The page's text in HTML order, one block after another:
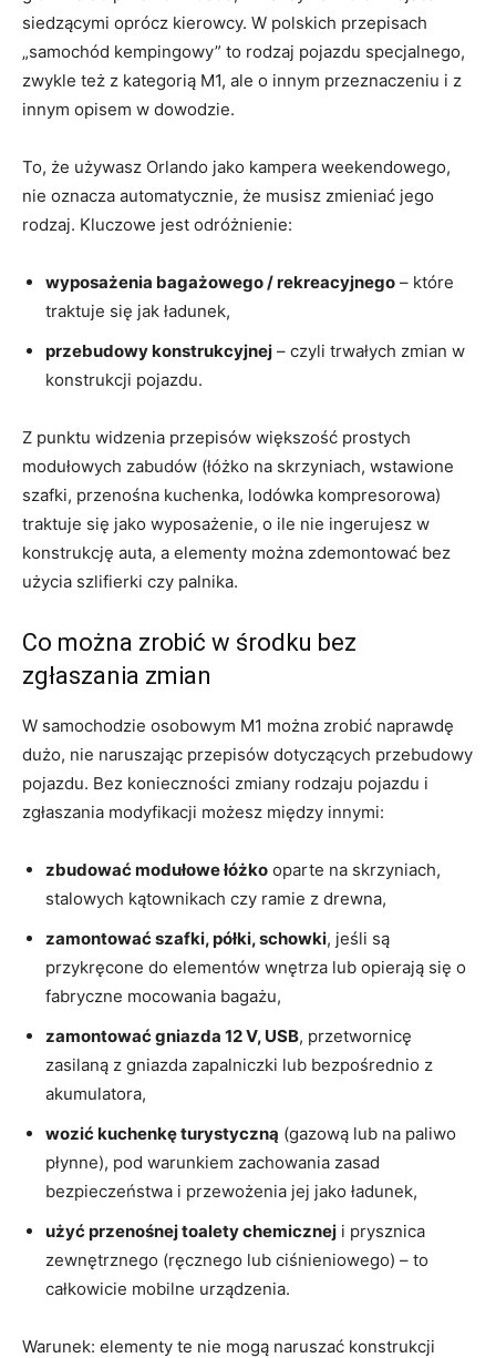
siedzącymi oprócz kierowcy. W polskich przepisach
„samochód kempingowy” to rodzaj pojazdu specjalnego,
zwykle też z kategorią M1, ale o innym przeznaczeniu i z
innym opisem w dowodzie.
To, że używasz Orlando jako kampera weekendowego,
nie oznacza automatycznie, że musisz zmieniać jego
rodzaj. Kluczowe jest odróżnienie:
wyposażenia bagażowego / rekreacyjnego – które
traktuje się jak ładunek,
przebudowy konstrukcyjnej – czyli trwałych zmian w
konstrukcji pojazdu.
Z punktu widzenia przepisów większość prostych
modułowych zabudów (łóżko na skrzyniach, wstawione
szafki, przenośna kuchenka, lodówka kompresorowa)
traktuje się jako wyposażenie, o ile nie ingerujesz w
konstrukcję auta, a elementy można zdemontować bez
użycia szlifierki czy palnika.
Co można zrobić w środku bez
zgłaszania zmian
W samochodzie osobowym M1 można zrobić naprawdę
dużo, nie naruszając przepisów dotyczących przebudowy
pojazdu. Bez konieczności zmiany rodzaju pojazdu i
zgłaszania modyfikacji możesz między innymi:
zbudować modułowe łóżko oparte na skrzyniach,
stalowych kątownikach czy ramie z drewna,
zamontować szafki, półki, schowki, jeśli są
przykręcone do elementów wnętrza lub opierają się o
fabryczne mocowania bagażu,
zamontować gniazda 12 V, USB, przetwornicę
zasilaną z gniazda zapalniczki lub bezpośrednio z
akumulatora,
wozić kuchenkę turystyczną (gazową lub na paliwo
płynne), pod warunkiem zachowania zasad
bezpieczeństwa i przewożenia jej jako ładunek,
użyć przenośnej toalety chemicznej i prysznica
zewnętrznego (ręcznego lub ciśnieniowego) – to
całkowicie mobilne urządzenia.
Warunek: elementy te nie mogą naruszać konstrukcji